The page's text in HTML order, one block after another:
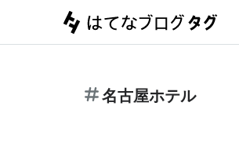
名古屋ホテル